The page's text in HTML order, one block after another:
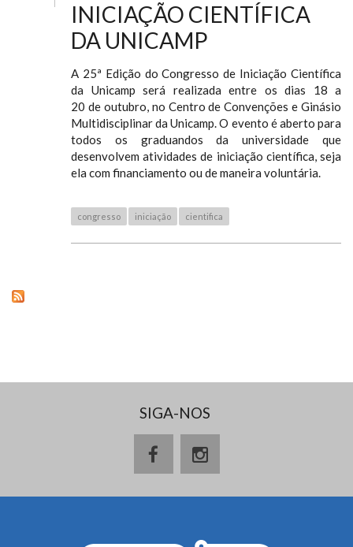
INICIAÇÃO CIENTÍFICA
DA UNICAMP
A 25ª Edição do Congresso de Iniciação Científica
da Unicamp será realizada entre os dias 18 a
20 de outubro, no Centro de Convenções e Ginásio
Multidisciplinar da Unicamp. O evento é aberto para
todos os graduandos da universidade que
desenvolvem atividades de iniciação científica, seja
ela com financiamento ou de maneira voluntária.
congresso iniciação cientifica
SIGA-NOS